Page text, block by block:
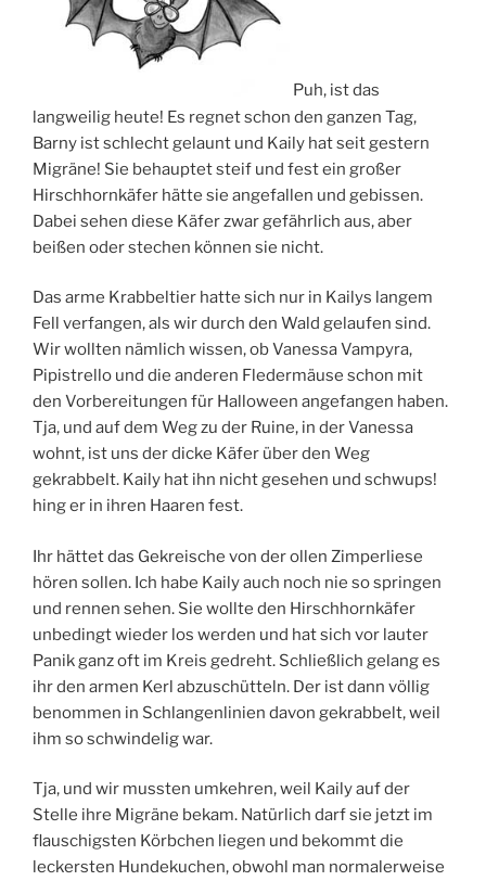
Puh, ist das
langweilig heute! Es regnet schon den ganzen Tag,
Barny ist schlecht gelaunt und Kaily hat seit gestern
Migräne! Sie behauptet steif und fest ein großer
Hirschhornkäfer hätte sie angefallen und gebissen.
Dabei sehen diese Käfer zwar gefährlich aus, aber
beißen oder stechen können sie nicht.
Das arme Krabbeltier hatte sich nur in Kailys langem
Fell verfangen, als wir durch den Wald gelaufen sind.
Wir wollten nämlich wissen, ob Vanessa Vampyra,
Pipistrello und die anderen Fledermäuse schon mit
den Vorbereitungen für Halloween angefangen haben.
Tja, und auf dem Weg zu der Ruine, in der Vanessa
wohnt, ist uns der dicke Käfer über den Weg
gekrabbelt. Kaily hat ihn nicht gesehen und schwups!
hing er in ihren Haaren fest.
Ihr hättet das Gekreische von der ollen Zimperliese
hören sollen. Ich habe Kaily auch noch nie so springen
und rennen sehen. Sie wollte den Hirschhornkäfer
unbedingt wieder los werden und hat sich vor lauter
Panik ganz oft im Kreis gedreht. Schließlich gelang es
ihr den armen Kerl abzuschütteln. Der ist dann völlig
benommen in Schlangenlinien davon gekrabbelt, weil
ihm so schwindelig war.
Tja, und wir mussten umkehren, weil Kaily auf der
Stelle ihre Migräne bekam. Natürlich darf sie jetzt im
flauschigsten Körbchen liegen und bekommt die
leckersten Hundekuchen, obwohl man normalerweise